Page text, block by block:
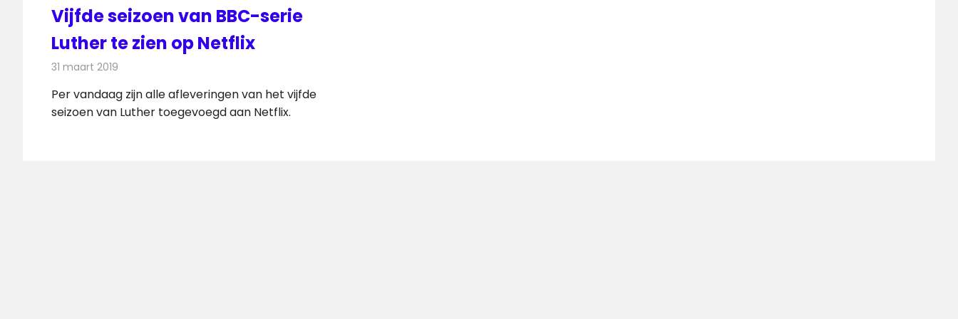
Vijfde seizoen van BBC-serie
Luther te zien op Netflix
31 maart 2019
Per vandaag zijn alle afleveringen van het vijfde
seizoen van Luther toegevoegd aan Netflix.